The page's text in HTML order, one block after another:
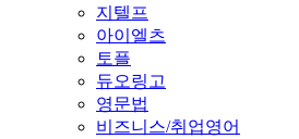
지텔프
아이엘츠
토플
듀오링고
영문법
비즈니스/취업영어